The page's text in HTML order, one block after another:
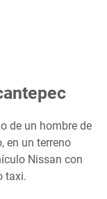
de un hombre de
en un terreno
Nissan con
taxi.